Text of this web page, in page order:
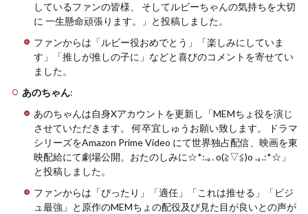
しているファンの皆様、 そしてルビーちゃんの気持ちを大切
に 一生懸命頑張ります。」と投稿しました。
ファンからは「ルビー役おめでとう」「楽しみにしていま
す」「推しが推しの子に」などと喜びのコメントを寄せてい
ました。
あのちゃん:
あのちゃんは自身Xアカウントを更新し「MEMちょ役を演じ
させていただきます。 何卒宜しゅうお願い致します。 ドラマ
シリーズをAmazon Prime Video にて世界独占配信、映画を東
映配給にて劇場公開。おたのしみに☆*:.｡. o(≧▽≦)o .｡.:*☆」
と投稿しました。
ファンからは「ぴったり」「適任」「これは推せる」「ビジ
ュ最強」と原作のMEMちょの配役及び見た目が良いとの声が